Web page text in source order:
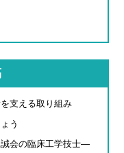
支える取り組み
う
会の臨床工学技士―